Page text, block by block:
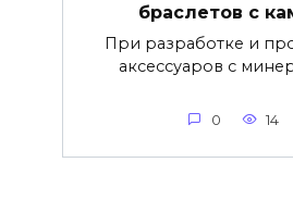
браслетов с
При разработке и
аксессуаров с
0 14